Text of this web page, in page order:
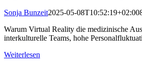
Sonja Bunzeit2025-05-08T10:52:19+02:00
Warum Virtual Reality die medizinische
interkulturelle Teams, hohe
Weiterlesen